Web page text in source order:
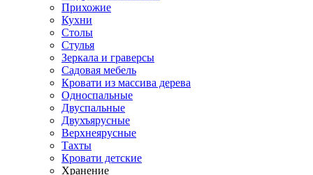
Прихожие
Кухни
Столы
Стулья
Зеркала и граверсы
Садовая мебель
Кровати из массива дерева
Односпальные
Двуспальные
Двухъярусные
Верхнеярусные
Тахты
Кровати детские
Хранение